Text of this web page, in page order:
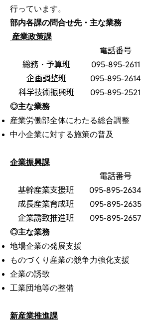
行っています。
部内各課の問合せ先・主な業務
産業政策課
電話番号
総務・予算班
095-895-2611
企画調整班
095-895-2614
科学技術振興班
095-895-2521
◎主な業務
産業労働部全体にわたる総合調整
中小企業に対する施策の普及
企業振興課
電話番号
基幹産業支援班
095-895-2634
成長産業育成班
095-895-2635
企業誘致推進班
095-895-2657
◎主な業務
地場企業の発展支援
ものづくり産業の競争力強化支援
企業の誘致
工業団地等の整備
新産業推進課